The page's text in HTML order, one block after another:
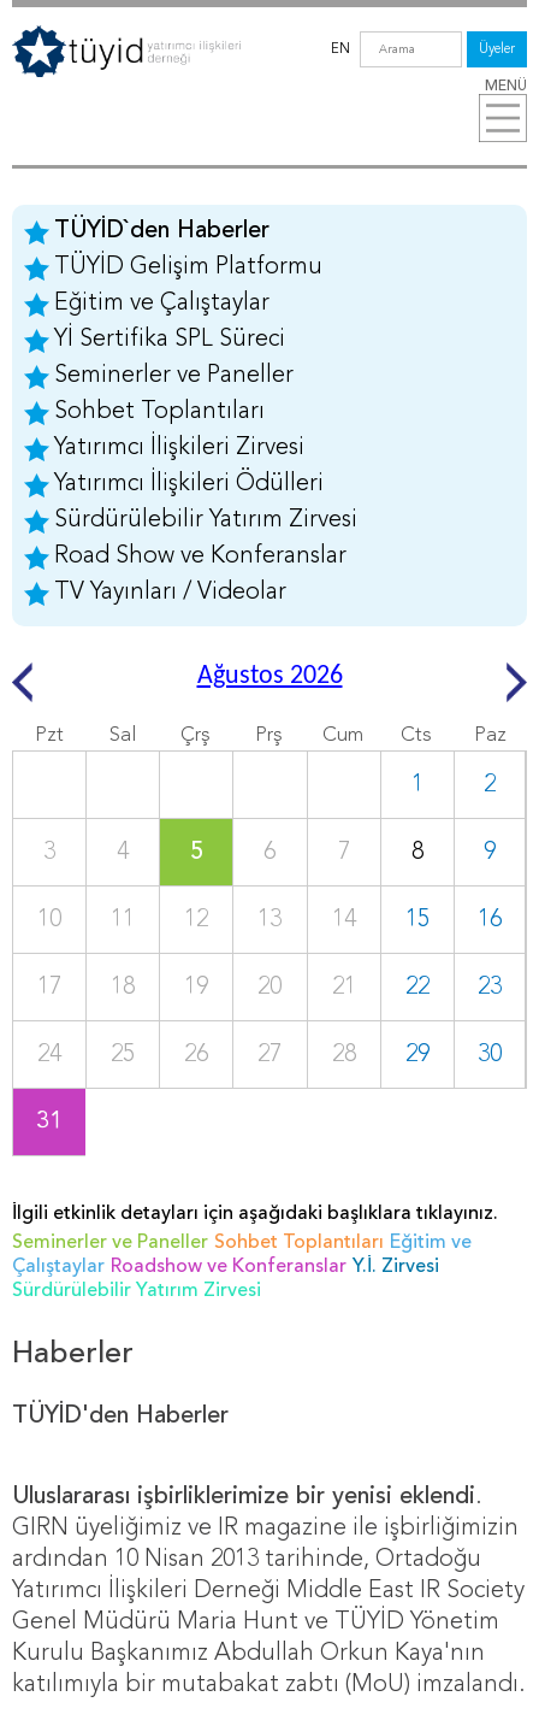
MENÜ
EN Üyeler
TÜYİD`den Haberler
TÜYİD Gelişim Platformu
Eğitim ve Çalıştaylar
Yİ Sertifika SPL Süreci
Seminerler ve Paneller
Sohbet Toplantıları
Yatırımcı İlişkileri Zirvesi
Yatırımcı İlişkileri Ödülleri
Sürdürülebilir Yatırım Zirvesi
Road Show ve Konferanslar
TV Yayınları / Videolar
Ağustos 2026
Pzt Sal Çrş Prş Cum Cts Paz
1 2
3 4 5 6 7 8 9
10 11 12 13 14 15 16
17 18 19 20 21 22 23
24 25 26 27 28 29 30
31
İlgili etkinlik detayları için aşağıdaki başlıklara tıklayınız.
Seminerler ve Paneller Sohbet Toplantıları Eğitim ve
Çalıştaylar Roadshow ve Konferanslar Y.İ. Zirvesi
Sürdürülebilir Yatırım Zirvesi
Haberler
TÜYİD'den Haberler
Uluslararası işbirliklerimize bir yenisi eklendi .
GIRN üyeliğimiz ve IR magazine ile işbirliğimizin
ardından 10 Nisan 2013 tarihinde, Ortadoğu
Yatırımcı İlişkileri Derneği Middle East IR Society
Genel Müdürü Maria Hunt ve TÜYİD Yönetim
Kurulu Başkanımız Abdullah Orkun Kaya'nın
katılımıyla bir mutabakat zabtı (MoU) imzalandı.